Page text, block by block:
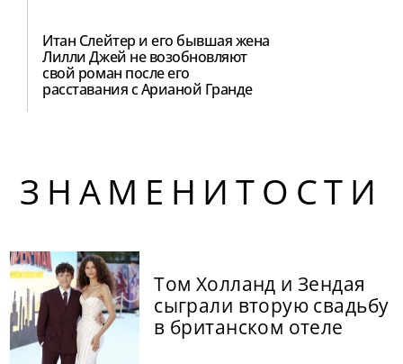
Итан Слейтер и его бывшая жена
Лилли Джей не возобновляют
свой роман после его
расставания с Арианой Гранде
ЗНАМЕНИТОСТИ
Том Холланд и Зендая
сыграли вторую свадьбу
в британском отеле